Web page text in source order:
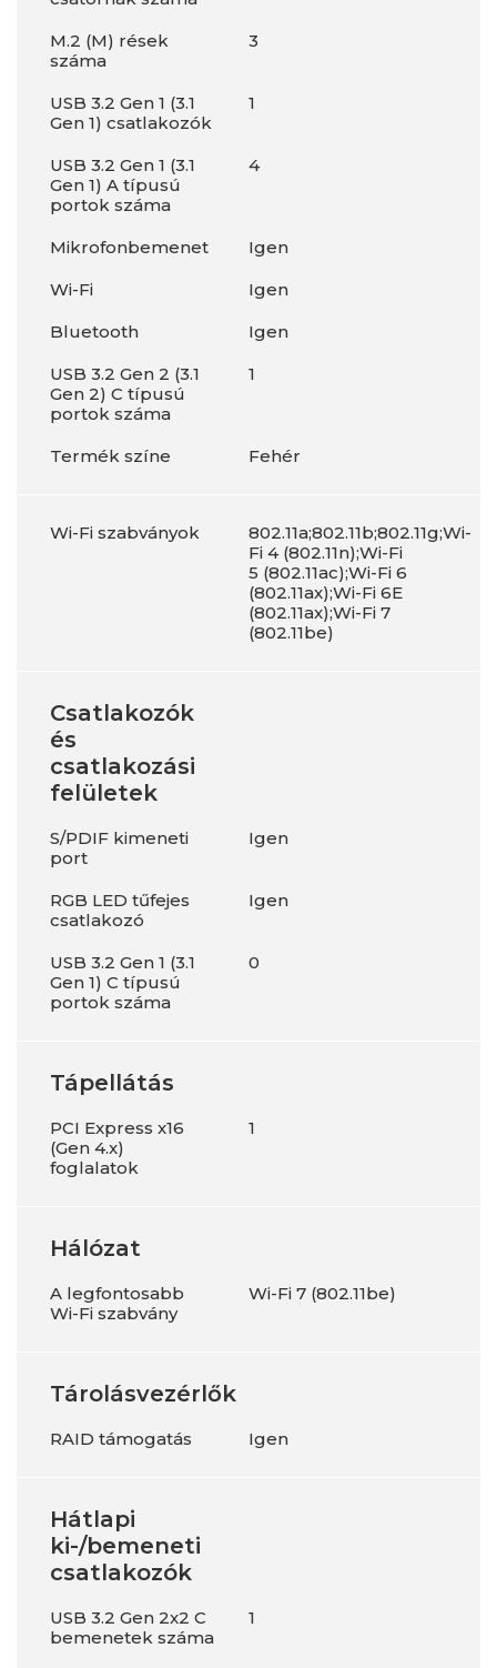
M.2 (M) rések
száma
3
USB 3.2 Gen 1 (3.1
Gen 1) csatlakozók
1
USB 3.2 Gen 1 (3.1
Gen 1) A típusú
portok száma
4
Mikrofonbemenet
Igen
Wi-Fi
Igen
Bluetooth
Igen
USB 3.2 Gen 2 (3.1
Gen 2) C típusú
portok száma
1
Termék színe Fehér
Wi-Fi szabványok
802.11a;802.11b;802.11g;Wi-
Fi 4 (802.11n);Wi-Fi
5 (802.11ac);Wi-Fi 6
(802.11ax);Wi-Fi 6E
(802.11ax);Wi-Fi 7
(802.11be)
Csatlakozók
és
csatlakozási
felületek
S/PDIF kimeneti
port
Igen
RGB LED tűfejes
csatlakozó
Igen
USB 3.2 Gen 1 (3.1
Gen 1) C típusú
portok száma
0
Tápellátás
PCI Express x16
(Gen 4.x)
foglalatok
1
Hálózat
A legfontosabb
Wi-Fi szabvány
Wi-Fi 7 (802.11be)
Tárolásvezérlők
RAID támogatás Igen
Hátlapi
ki-/bemeneti
csatlakozók
USB 3.2 Gen 2x2 C
bemenetek száma
1